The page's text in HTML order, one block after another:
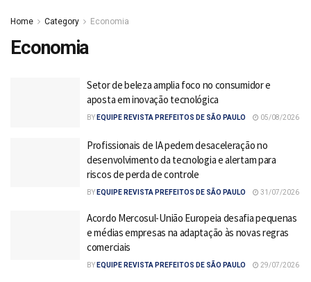
Home Category Economia
Economia
Setor de beleza amplia foco no consumidor e
aposta em inovação tecnológica
BY EQUIPE REVISTA PREFEITOS DE SÃO PAULO 05/08/2026
Profissionais de IA pedem desaceleração no
desenvolvimento da tecnologia e alertam para
riscos de perda de controle
BY EQUIPE REVISTA PREFEITOS DE SÃO PAULO 31/07/2026
Acordo Mercosul-União Europeia desafia pequenas
e médias empresas na adaptação às novas regras
comerciais
BY EQUIPE REVISTA PREFEITOS DE SÃO PAULO 29/07/2026